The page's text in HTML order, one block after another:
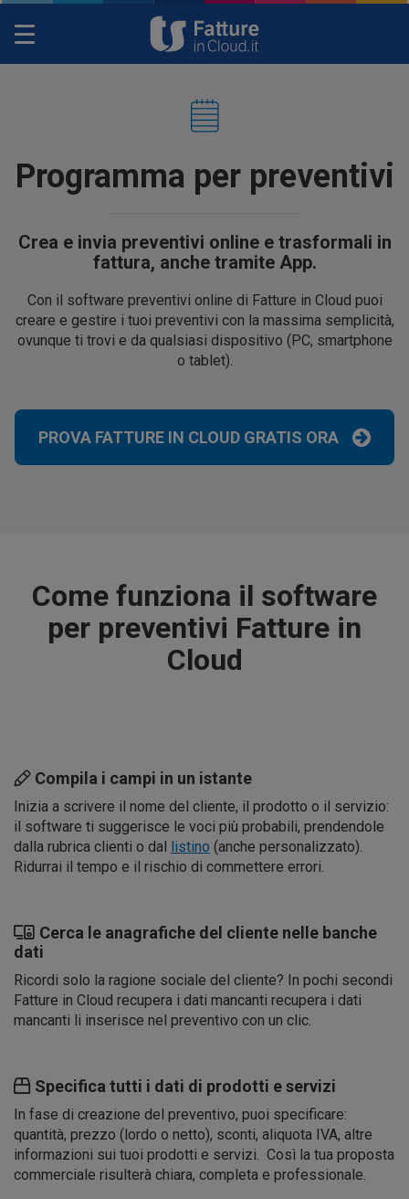
Toggle
Programma per preventivi
Crea e invia preventivi online e trasformali in
fattura, anche tramite App.
Con il software preventivi online di Fatture in Cloud puoi
creare e gestire i tuoi preventivi con la massima semplicità,
ovunque ti trovi e da qualsiasi dispositivo (PC, smartphone
o tablet).
PROVA FATTURE IN CLOUD GRATIS ORA
Come funziona il software
per preventivi Fatture in
Cloud
Compila i campi in un istante
Inizia a scrivere il nome del cliente, il prodotto o il servizio:
il software ti suggerisce le voci più probabili, prendendole
dalla rubrica clienti o dal listino (anche personalizzato).
Ridurrai il tempo e il rischio di commettere errori.
Cerca le anagrafiche del cliente nelle banche
dati
Ricordi solo la ragione sociale del cliente? In pochi secondi
Fatture in Cloud recupera i dati mancanti recupera i dati
mancanti li inserisce nel preventivo con un clic.
Specifica tutti i dati di prodotti e servizi
In fase di creazione del preventivo, puoi specificare:
quantità, prezzo (lordo o netto), sconti, aliquota IVA, altre
informazioni sui tuoi prodotti e servizi. Così la tua proposta
commerciale risulterà chiara, completa e professionale.